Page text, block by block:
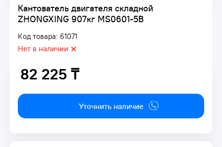
Кантователь двигателя складной
ZHONGXING 907кг MS0601-5B
Код товара: 61071
Нет в наличии
82 225 ₸
82 225 ₸
Уточнить наличие